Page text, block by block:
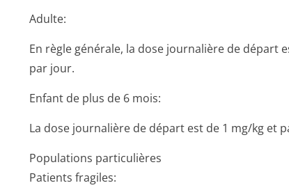
Adulte:
En règle générale, la dose journalière de départ
par jour.
Enfant de plus de 6 mois:
La dose journalière de départ est de 1 mg/kg et
Populations particulières
Patients fragiles: